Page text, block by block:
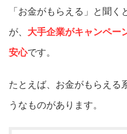
「お金がもらえる」と聞
が、 大手企業がキャンペー
安心です。
たとえば、お金がもらえる
うなものがあります。